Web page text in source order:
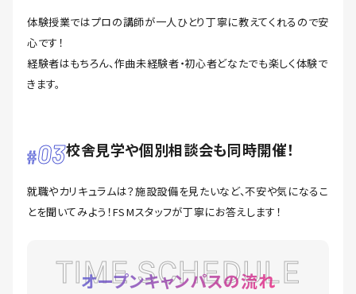
体験授業ではプロの講師が一人ひとり丁寧に教えてくれるので安
心です！
経験者はもちろん、作曲未経験者・初心者どなたでも楽しく体験で
きます。
03校舎見学や個別相談会も同時開催！
就職やカリキュラムは？施設設備を見たいなど、不安や気になるこ
とを聞いてみよう！FSMスタッフが丁寧にお答えします！
TIME SCHEDULE
オープンキャンパスの流れ